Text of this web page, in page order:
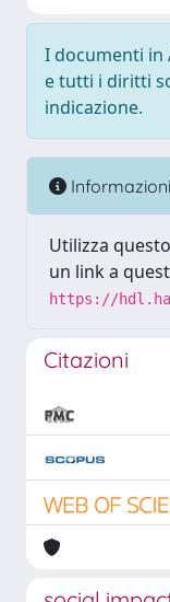
I documenti in
e tutti i diritti
indicazione.
Informazioni
Utilizza
un link a
https://
Citazioni